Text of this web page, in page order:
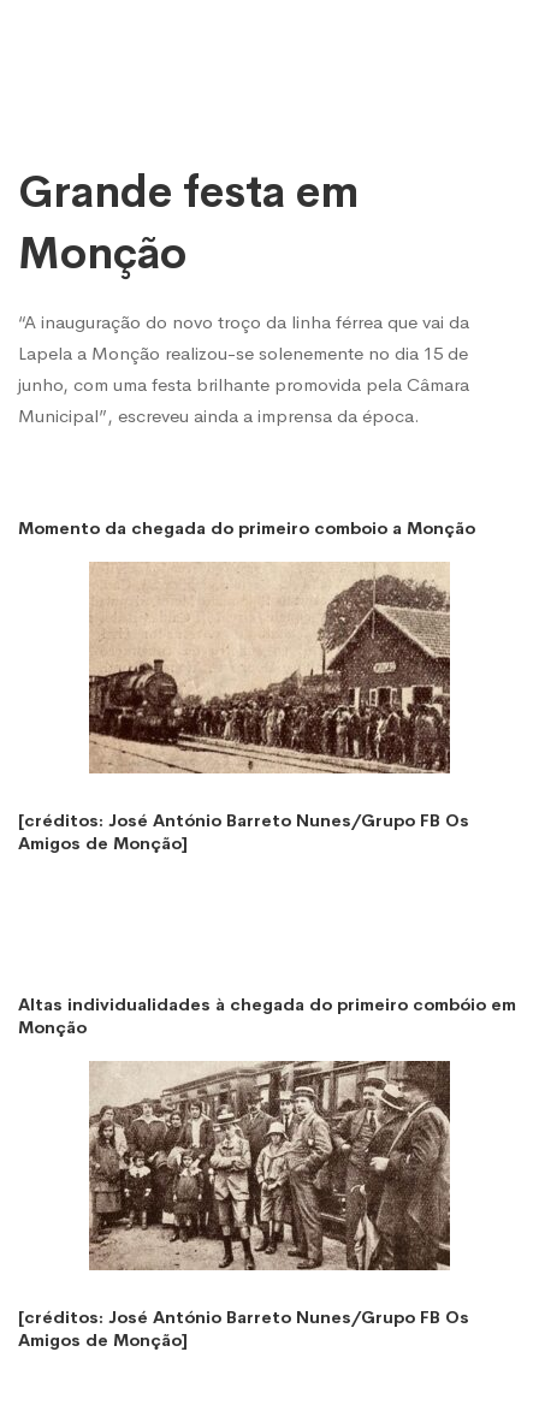
Grande festa em
Monção
“A inauguração do novo troço da linha férrea que vai da
Lapela a Monção realizou-se solenemente no dia 15 de
junho, com uma festa brilhante promovida pela Câmara
Municipal”, escreveu ainda a imprensa da época.
Momento da chegada do primeiro comboio a Monção
[créditos: José António Barreto Nunes/Grupo FB Os
Amigos de Monção]
Altas individualidades à chegada do primeiro combóio em
Monção
[créditos: José António Barreto Nunes/Grupo FB Os
Amigos de Monção]